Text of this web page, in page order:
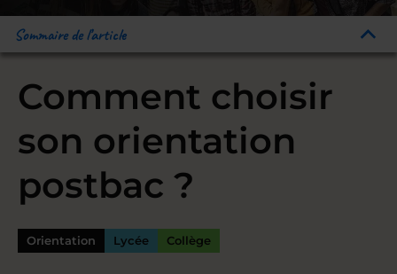
Sommaire de l’article
Comment choisir
son orientation
postbac ?
Orientation Lycée Collège